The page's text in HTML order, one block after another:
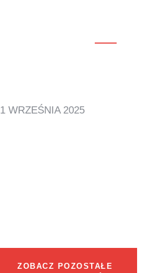
1 WRZEŚNIA 2025
ZOBACZ POZOSTAŁE